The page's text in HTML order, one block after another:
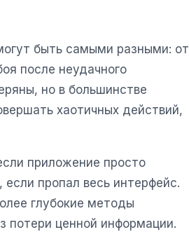
быть самыми разными: от
после неудачного
но в большинстве
хаотичных действий,
приложение просто
пропал весь интерфейс.
глубокие методы
потери ценной информации.